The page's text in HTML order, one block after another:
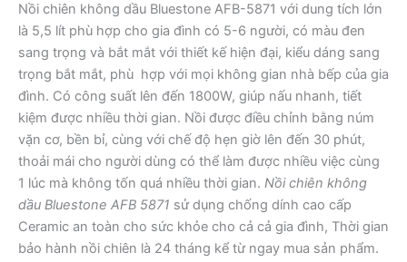
Nồi chiên không dầu Bluestone AFB-5871 với dung tích lớn
là 5,5 lít phù hợp cho gia đình có 5-6 người, có màu đen
sang trọng và bắt mắt với thiết kế hiện đại, kiểu dáng sang
trọng bắt mắt, phù hợp với mọi không gian nhà bếp của gia
đình. Có công suất lên đến 1800W, giúp nấu nhanh, tiết
kiệm được nhiều thời gian. Nồi được điều chỉnh bằng núm
vặn cơ, bền bỉ, cùng với chế độ hẹn giờ lên đến 30 phút,
thoải mái cho người dùng có thể làm được nhiều việc cùng
1 lúc mà không tốn quá nhiều thời gian. Nồi chiên không
dầu Bluestone AFB 5871 sử dụng chống dính cao cấp
Ceramic an toàn cho sức khỏe cho cả cả gia đình, Thời gian
bảo hành nồi chiên là 24 tháng kể từ ngay mua sản phẩm.